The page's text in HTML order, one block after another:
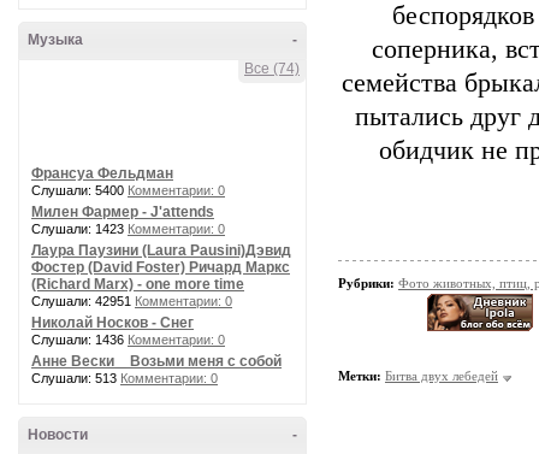
-
Музыка
Все (74)
Франсуа Фельдман
Слушали: 5400 Комментарии: 0
Милен Фармер - J'attends
Слушали: 1423 Комментарии: 0
Лаура Паузини (Laura Pausini)Дэвид
Фостер (David Foster) Ричард Маркс
(Richard Marx) - one more time
Слушали: 42951 Комментарии: 0
Николай Носков - Снег
Слушали: 1436 Комментарии: 0
Анне Вески _ Возьми меня с собой
Слушали: 513 Комментарии: 0
-
Новости
соперника,
семейства
пытались друг
обидчик не
Рубрики: Фото животных, птиц,
Метки: Битва двух лебедей